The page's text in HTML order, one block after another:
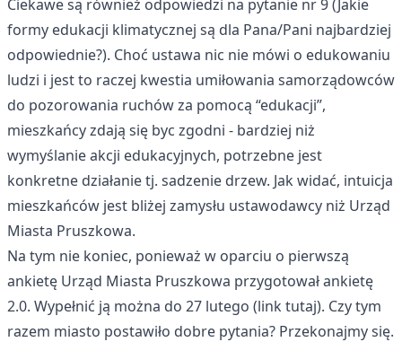
Ciekawe są również odpowiedzi na pytanie nr 9 (Jakie
formy edukacji klimatycznej są dla Pana/Pani najbardziej
odpowiednie?). Choć ustawa nic nie mówi o edukowaniu
ludzi i jest to raczej kwestia umiłowania samorządowców
do pozorowania ruchów za pomocą “edukacji”,
mieszkańcy zdają się byc zgodni - bardziej niż
wymyślanie akcji edukacyjnych, potrzebne jest
konkretne działanie tj. sadzenie drzew. Jak widać, intuicja
mieszkańców jest bliżej zamysłu ustawodawcy niż Urząd
Miasta Pruszkowa.
Na tym nie koniec, ponieważ w oparciu o pierwszą
ankietę Urząd Miasta Pruszkowa przygotował ankietę
2.0. Wypełnić ją można do 27 lutego (link tutaj). Czy tym
razem miasto postawiło dobre pytania? Przekonajmy się.